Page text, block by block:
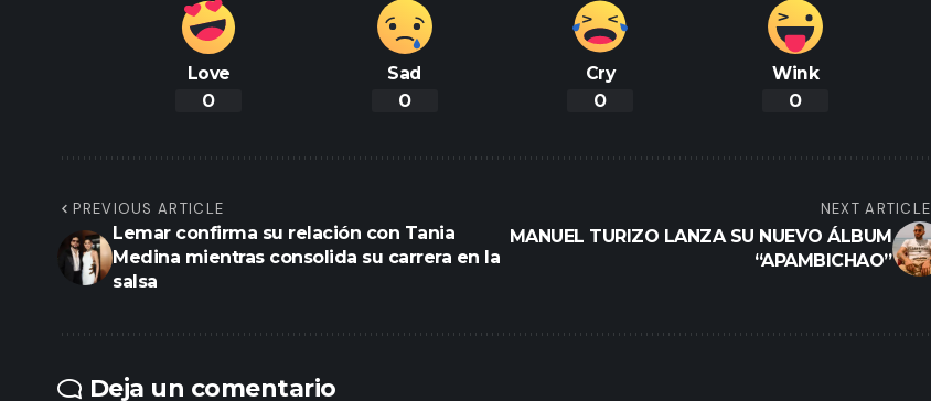
Love
0
Sad
0
Cry
0
Wink
0
PREVIOUS ARTICLE
Lemar confirma su relación con Tania
Medina mientras consolida su carrera en la
salsa
NEXT ARTICLE
MANUEL TURIZO LANZA SU NUEVO ÁLBUM
“APAMBICHAO”
Deja un comentario